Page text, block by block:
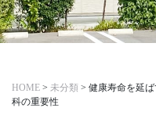
HOME > 未分類 > 健康寿命を延
科の重要性